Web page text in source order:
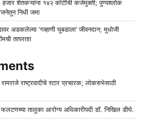
हजार शेतकऱ्यांना १४२ कोटींची कर्जमुक्ती; पुण्यश्लोक
निधी जमा
अडकलेल्या ‘गव्हाणी घुबडाला’ जीवनदान; मुधोजी
तत्परता!
राष्ट्रवादीचे स्टार प्रचारक; लोकसभेसाठी
फलटणच्या तालुका आरोग्य अधिकारीपदी डॉ. निखिल डीघे.